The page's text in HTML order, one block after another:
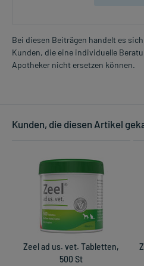
Bei diesen Beiträgen handelt es
Kunden, die eine individuelle
Apotheker nicht ersetzen können.
Kunden, die diesen Artikel
Zeel ad us. vet. Tabletten,
500 St